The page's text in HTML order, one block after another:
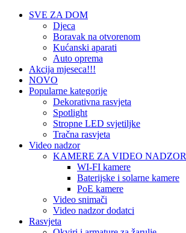
SVE ZA DOM
Djeca
Boravak na otvorenom
Kućanski aparati
Auto oprema
Akcija mjeseca!!!
NOVO
Popularne kategorije
Dekorativna rasvjeta
Spotlight
Stropne LED svjetiljke
Tračna rasvjeta
Video nadzor
KAMERE ZA VIDEO NADZOR
WI-FI kamere
Baterijske i solarne kamere
PoE kamere
Video snimači
Video nadzor dodatci
Rasvjeta